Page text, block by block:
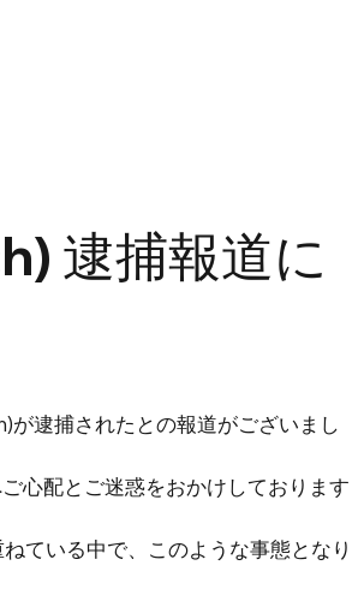
逮捕されたとの報道がございまし
心配とご迷惑をおかけしております
ている中で、このような事態となり
逮捕報道に